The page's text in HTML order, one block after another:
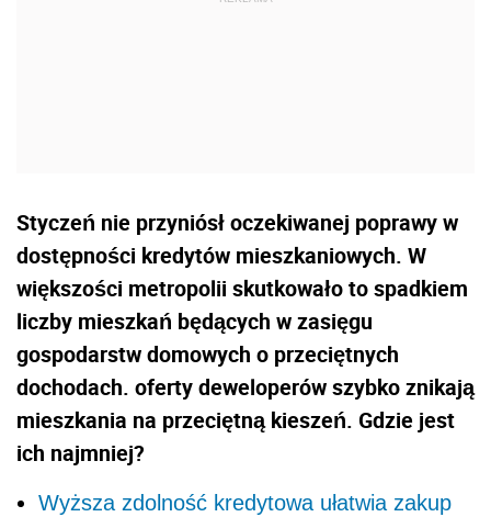
Styczeń nie przyniósł oczekiwanej poprawy w
dostępności kredytów mieszkaniowych. W
większości metropolii skutkowało to spadkiem
liczby mieszkań będących w zasięgu
gospodarstw domowych o przeciętnych
dochodach. oferty deweloperów szybko znikają
mieszkania na przeciętną kieszeń. Gdzie jest
ich najmniej?
Wyższa zdolność kredytowa ułatwia zakup